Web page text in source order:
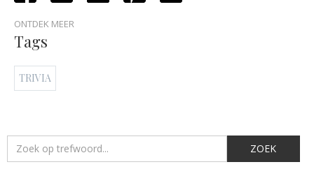
ONTDEK MEER
Tags
TRIVIA